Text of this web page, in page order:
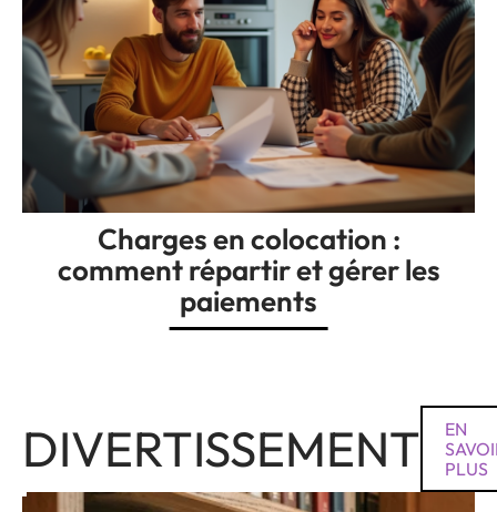
Charges en colocation :
comment répartir et gérer les
paiements
DIVERTISSEMENT
EN
PLUS